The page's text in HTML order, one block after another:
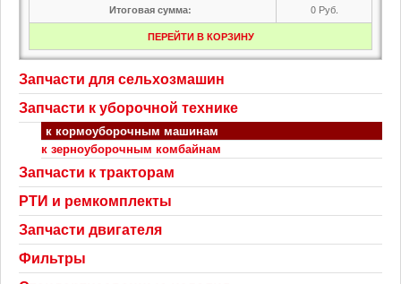
Итоговая сумма: 0 Руб.
ПЕРЕЙТИ В КОРЗИНУ
Запчасти для сельхозмашин
Запчасти к уборочной технике
к кормоуборочным машинам
к зерноуборочным комбайнам
Запчасти к тракторам
РТИ и ремкомплекты
Запчасти двигателя
Фильтры